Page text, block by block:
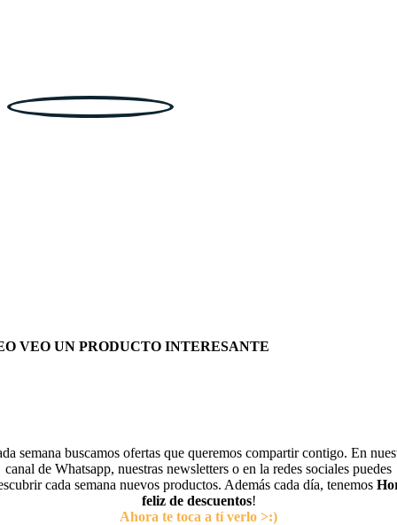
VEO UN PRODUCTO INTERESANTE
semana buscamos ofertas que queremos compartir contigo. En
canal de Whatsapp, nuestras newsletters o en la redes sociales puedes
cada semana nuevos productos. Además cada día, tenemos
feliz de descuentos!
Ahora te toca a tí verlo >:)